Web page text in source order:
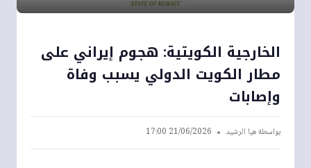
الخارجية الكويتية: هجوم إيراني على
مطار الكويت الدولي يسبب وفاة
وإصابات
بواسطةهيا الرشيد 21/06/2026 17:00